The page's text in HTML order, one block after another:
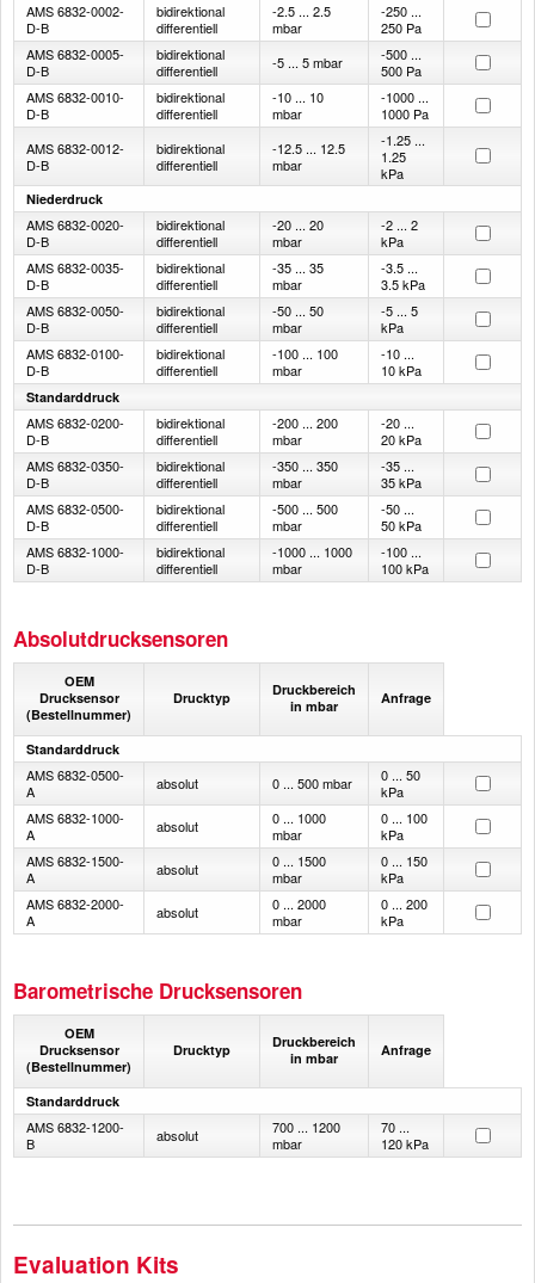
AMS 6832-0002-
D-B
bidirektional
differentiell
-2.5 ... 2.5
mbar
-250 ...
250 Pa
AMS 6832-0005-
D-B
bidirektional
differentiell
-5 ... 5 mbar
-500 ...
500 Pa
AMS 6832-0010-
D-B
bidirektional
differentiell
-10 ... 10
mbar
-1000 ...
1000 Pa
AMS 6832-0012-
D-B
bidirektional
differentiell
-12.5 ... 12.5
mbar
-1.25 ...
1.25
kPa
Niederdruck
AMS 6832-0020-
D-B
bidirektional
differentiell
-20 ... 20
mbar
-2 ... 2
kPa
AMS 6832-0035-
D-B
bidirektional
differentiell
-35 ... 35
mbar
-3.5 ...
3.5 kPa
AMS 6832-0050-
D-B
bidirektional
differentiell
-50 ... 50
mbar
-5 ... 5
kPa
AMS 6832-0100-
D-B
bidirektional
differentiell
-100 ... 100
mbar
-10 ...
10 kPa
Standarddruck
AMS 6832-0200-
D-B
bidirektional
differentiell
-200 ... 200
mbar
-20 ...
20 kPa
AMS 6832-0350-
D-B
bidirektional
differentiell
-350 ... 350
mbar
-35 ...
35 kPa
AMS 6832-0500-
D-B
bidirektional
differentiell
-500 ... 500
mbar
-50 ...
50 kPa
AMS 6832-1000-
D-B
bidirektional
differentiell
-1000 ... 1000
mbar
-100 ...
100 kPa
Absolutdrucksensoren
OEM
Drucksensor
(Bestellnummer)
Drucktyp
Druckbereich
in mbar
Anfrage
Standarddruck
AMS 6832-0500-
A
absolut 0 ... 500 mbar
0 ... 50
kPa
AMS 6832-1000-
A
absolut
0 ... 1000
mbar
0 ... 100
kPa
AMS 6832-1500-
A
absolut
0 ... 1500
mbar
0 ... 150
kPa
AMS 6832-2000-
A
absolut
0 ... 2000
mbar
0 ... 200
kPa
Barometrische Drucksensoren
OEM
Drucksensor
(Bestellnummer)
Drucktyp
Druckbereich
in mbar
Anfrage
Standarddruck
AMS 6832-1200-
B
absolut
700 ... 1200
mbar
70 ...
120 kPa
Evaluation Kits